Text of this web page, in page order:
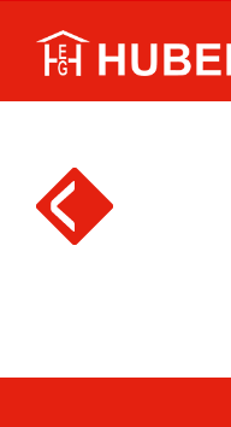
Inhalt
springen